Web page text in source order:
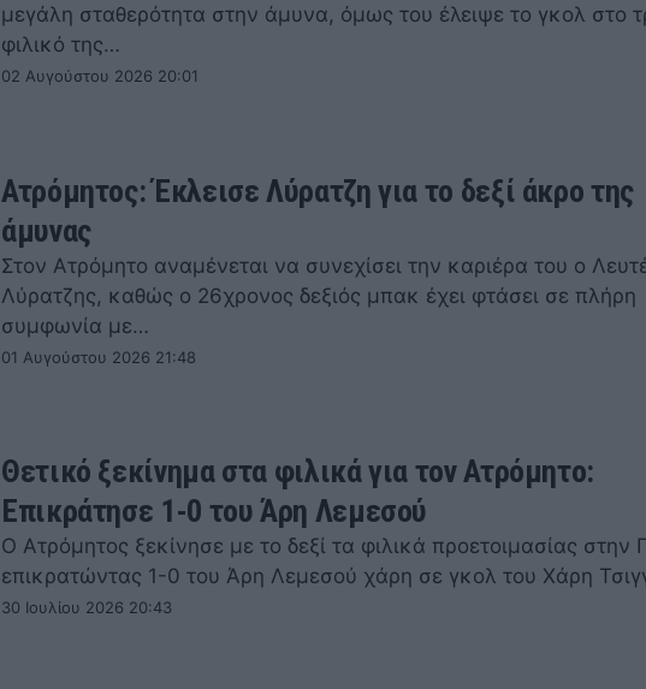
μεγάλη σταθερότητα στην άμυνα, όμως του έλειψε το γκολ στο
φιλικό της…
02 Αυγούστου 2026 20:01
Ατρόμητος: Έκλεισε Λύρατζη για το δεξί άκρο της
άμυνας
Στον Ατρόμητο αναμένεται να συνεχίσει την καριέρα του ο
Λύρατζης, καθώς ο 26χρονος δεξιός μπακ έχει φτάσει σε πλήρη
συμφωνία με…
01 Αυγούστου 2026 21:48
Θετικό ξεκίνημα στα φιλικά για τον Ατρόμητο:
Επικράτησε 1-0 του Άρη Λεμεσού
Ο Ατρόμητος ξεκίνησε με το δεξί τα φιλικά προετοιμασίας στην
επικρατώντας 1-0 του Άρη Λεμεσού χάρη σε γκολ του Χάρη
30 Ιουλίου 2026 20:43